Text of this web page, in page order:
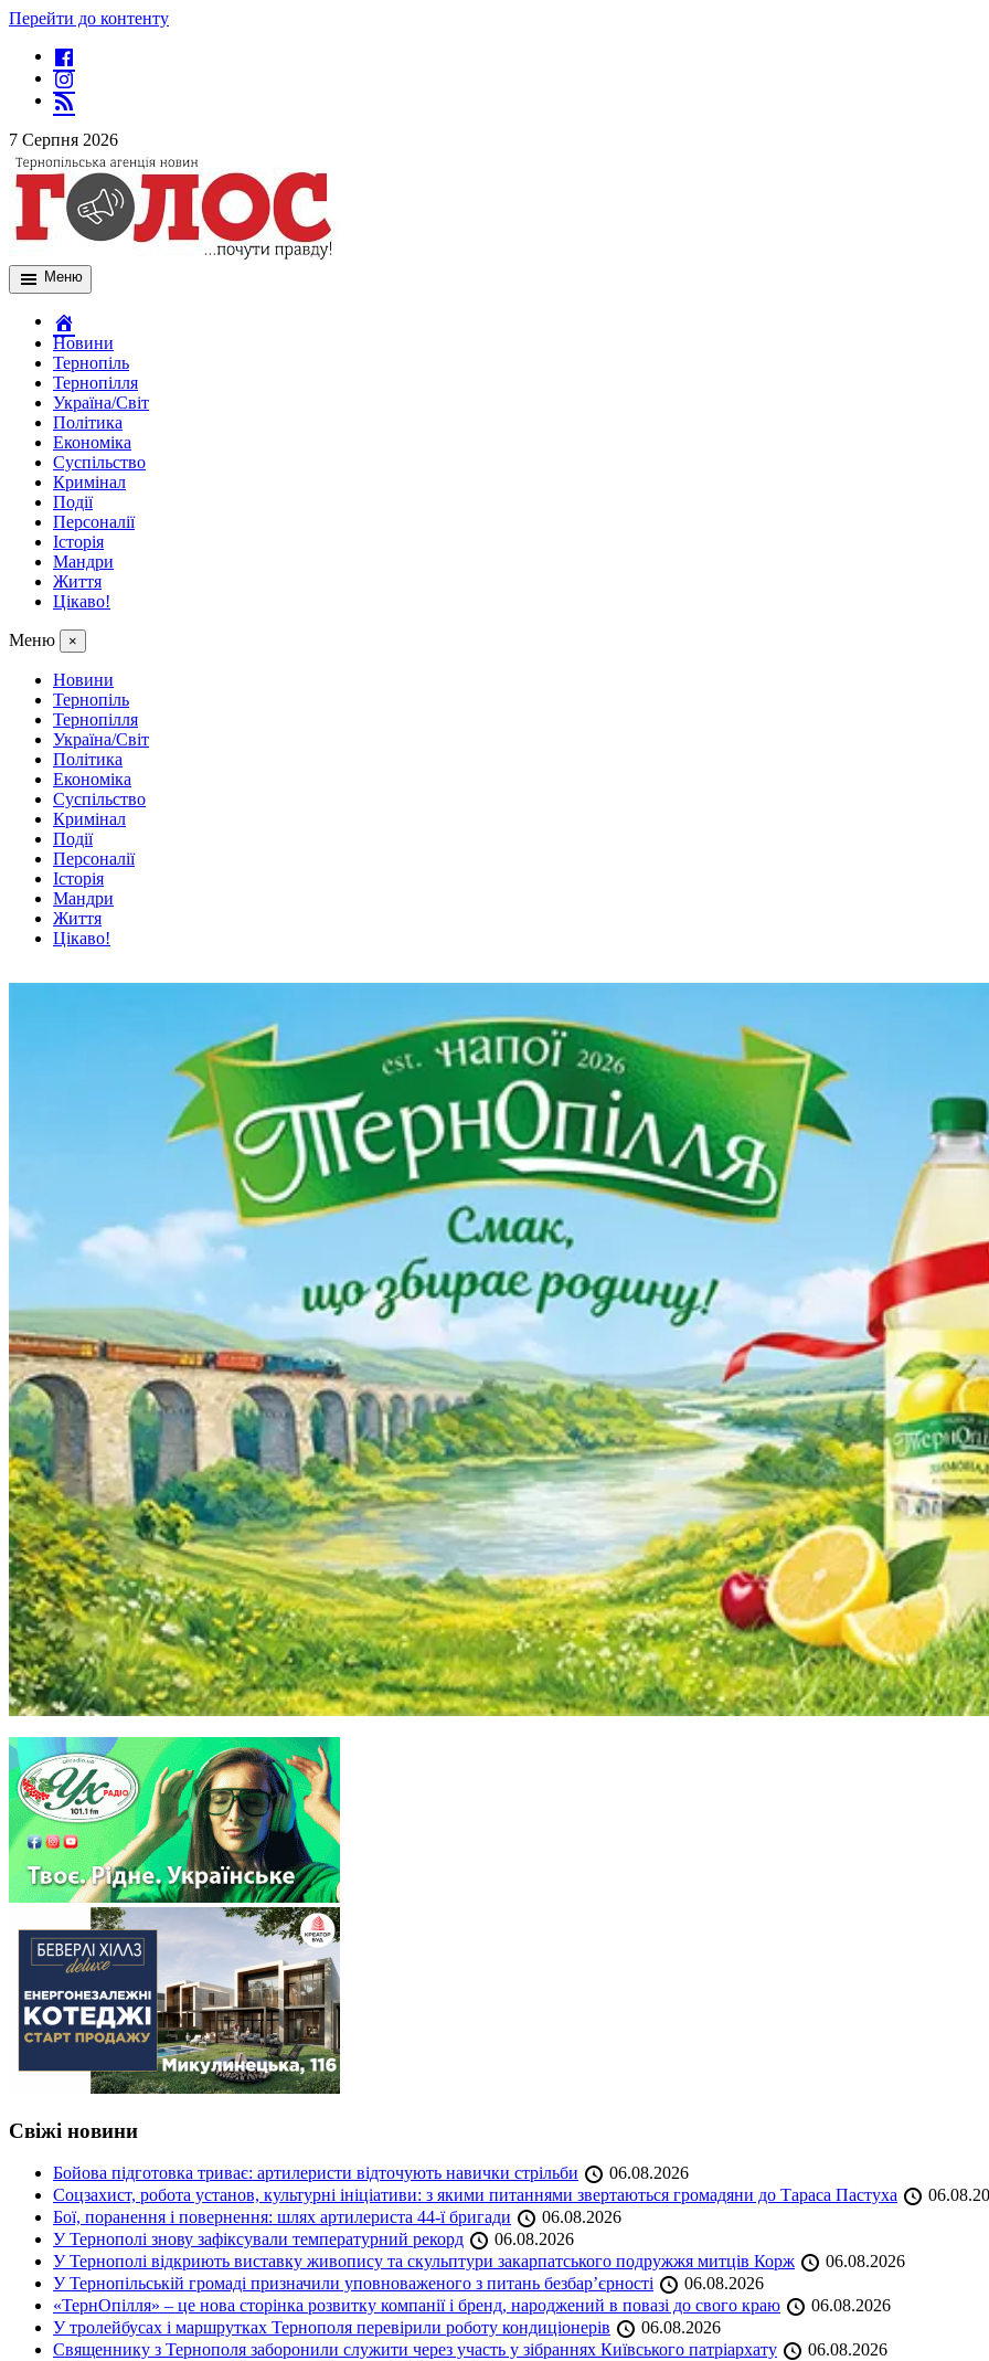
Перейти до контенту
7 Серпня 2026
Меню
Новини
Тернопіль
Тернопілля
Україна/Світ
Політика
Економіка
Суспільство
Кримінал
Події
Персоналії
Історія
Мандри
Життя
Цікаво!
Меню ×
Новини
Тернопіль
Тернопілля
Україна/Світ
Політика
Економіка
Суспільство
Кримінал
Події
Персоналії
Історія
Мандри
Життя
Цікаво!
Свіжі новини
Бойова підготовка триває: артилеристи відточують навички стрільби
06.08.2026
Соцзахист, робота установ, культурні ініціативи: з якими питаннями звертаються громадяни до Тараса Пастуха
Бої, поранення і повернення: шлях артилериста 44-ї бригади
06.08.2026
У Тернополі знову зафіксували температурний рекорд
06.08.2026
У Тернополі відкриють виставку живопису та скульптури закарпатського подружжя митців Корж
06.08.2026
У Тернопільській громаді призначили уповноваженого з питань безбар’єрності
06.08.2026
«ТернОпілля» – це нова сторінка розвитку компанії і бренд, народжений в повазі до свого краю
06.08.2026
У тролейбусах і маршрутках Тернополя перевірили роботу кондиціонерів
06.08.2026
Священнику з Тернополя заборонили служити через участь у зібраннях Київського патріархату
06.08.2026